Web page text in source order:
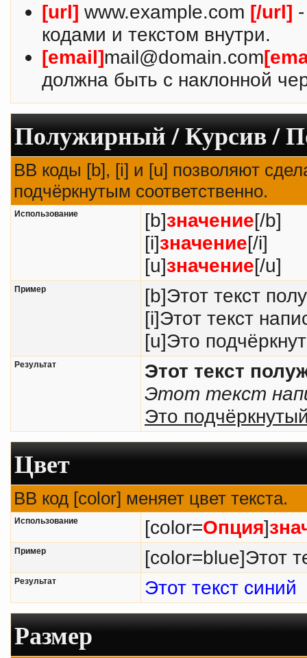
[url] www.example.com [/url]
кодами и текстом внутри.
[email]mail@domain.com
должна быть с наклонной
Полужирный / Курсив /
BB коды [b], [i] и [u] позволяют
подчёркнутым соответственно.
Использование [b]значение[/b]
[i]значение[/i]
[u]значение[/u]
Пример
[b]Этот текст
[i]Этот текст
[u]Это
Результат
Этот текст
Этот текст
Это
Цвет
BB код [color] меняет цвет текста.
Использование [color=Опция]
Пример [color=blue]Этот
Результат Этот текст синий
Размер